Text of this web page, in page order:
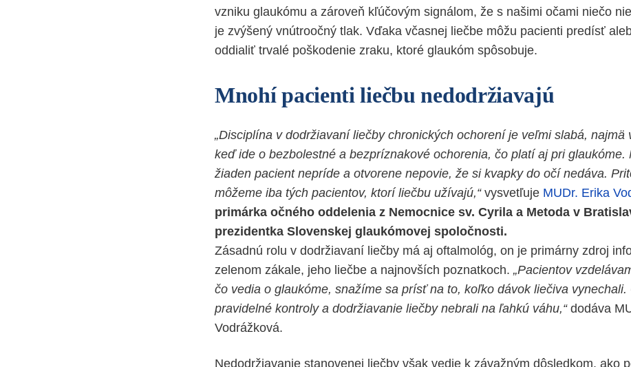
vzniku glaukómu a zároveň kľúčovým signálom, že s našimi očami niečo
je zvýšený vnútroočný tlak. Vďaka včasnej liečbe môžu pacienti predísť
oddialiť trvalé poškodenie zraku, ktoré glaukóm spôsobuje.
Mnohí pacienti liečbu nedodržiavajú
„Disciplína v dodržiavaní liečby chronických ochorení je veľmi slabá, najmä
keď ide o bezbolestné a bezpríznakové ochorenia, čo platí aj pri glaukóme.
žiaden pacient nepríde a otvorene nepovie, že si kvapky do očí nedáva.
môžeme iba tých pacientov, ktorí liečbu užívajú,“vysvetľuje MUDr. Erika
primárka očného oddelenia z Nemocnice sv. Cyrila a Metoda v
prezidentka Slovenskej glaukómovej spoločnosti.
Zásadnú rolu v dodržiavaní liečby má aj oftalmológ, on je primárny zdroj
zelenom zákale, jeho liečbe a najnovších poznatkoch. „Pacientov
čo vedia o glaukóme, snažíme sa prísť na to, koľko dávok liečiva vynechali.
pravidelné kontroly a dodržiavanie liečby nebrali na ľahkú váhu,“dodáva
Vodrážková.
Nedodržiavanie stanovenej liečby však vedie k závažným dôsledkom, ako